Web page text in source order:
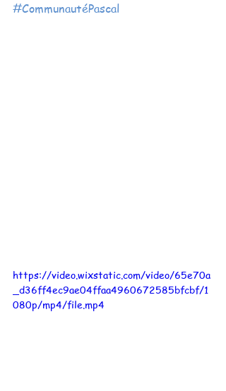
#CommunautéPascal
https://video.wixstatic.com/video/65e70a
_d36ff4ec9ae04ffaa4960672585bfcbf/1
080p/mp4/file.mp4